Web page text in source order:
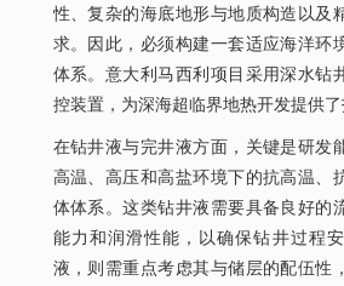
性、复杂的海底地形与地质构造以及
求。因此，必须构建一套适应海洋环
体系。意大利马西利项目采用深水钻
控装置，为深海超临界地热开发提供
在钻井液与完井液方面，关键是研发
高温、高压和高盐环境下的抗高温、
体体系。这类钻井液需要具备良好的
能力和润滑性能，以确保钻井过程
液，则需重点考虑其与储层的配伍性